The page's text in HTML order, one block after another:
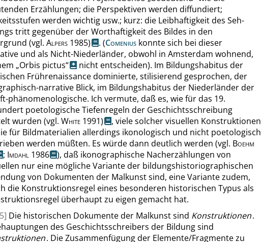
Erzählungen; die Perspektiven werden diffundiert;
werden wichtig usw.; kurz: die Leibhaftigkeit des Seh-
tritt gegenüber der Worthaftigkeit des Bildes in den
(vgl. Alpers 1985) . (Comeniuskonnte sich bei dieser
und als Nicht-Niederländer, obwohl in Amsterdam wohnend,
„Orbis pictus“
nicht entscheiden). Im Bildungshabitus der
Frührenaissance dominierte, stilisierend gesprochen, der
narrative Blick, im Bildungshabitus der Niederländer der
phänomenologische. Ich vermute, daß es, wie für das 19.
poetologische Tiefenregeln der Geschichtsschreibung
wurden (vgl. White 1991)
, viele solcher visuellen Konstruktionen
für Bildmaterialien allerdings ikonologisch und nicht poetologisch
werden müßten. Es würde dann deutlich werden (vgl. Boehm
; Imdahl1986
), daß ikonographische Nacherzählungen von
nur eine mögliche Variante der bildungshistoriographischen
von Dokumenten der Malkunst sind, eine Variante zudem,
die Konstruktionsregel eines besonderen historischen Typus als
überhaupt zu eigen gemacht hat.
Die historischen Dokumente der Malkunst sind Konstruktionen.
des Geschichtsschreibers der Bildung sind
. Die Zusammenfügung der Elemente/Fragmente zu